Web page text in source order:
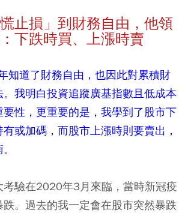
止損」到財務自由，他領
下跌時買、上漲時賣
知道了財務自由，也因此對累積財
我明白投資追蹤廣基指數且低成本
性，更重要的是，我學到了股市下
或加碼，而股市上漲時則要賣出，
考驗在2020年3月來臨，當時新冠疫
。過去的我一定會在股市突然暴跌